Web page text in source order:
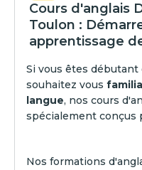
Cours d'anglais
Toulon :
apprentissage
Si vous êtes débutant
souhaitez vous
langue, nos cours
spécialement conçus
Nos formations